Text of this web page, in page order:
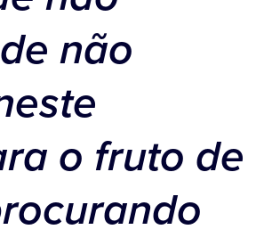
não
o fruto de